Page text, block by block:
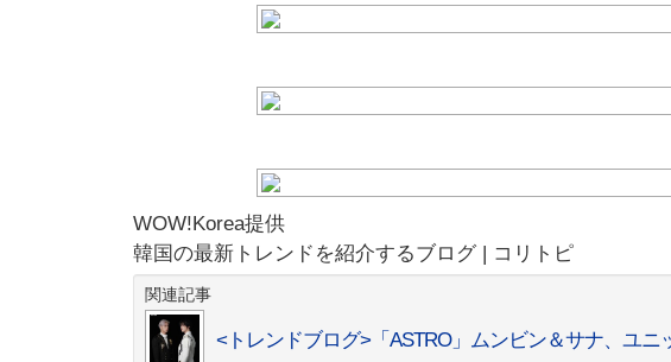
WOW!Korea提供
韓国の最新トレンドを紹介するブログ | コリトピ
関連記事
<トレンドブログ>「ASTRO」ムンビン＆サナ、ユ